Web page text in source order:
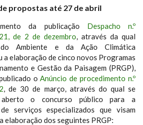
propostas até 27 de abril
da publicação Despacho n.º
de 2 de dezembro, através da qual
Ambiente e da Ação Climática
a elaboração de cinco novos Programas
e Gestão da Paisagem (PRGP),
oAnúncio de procedimento n.º
, de 30 de março, através do qual se
aberto o concurso público para a
serviços especializados que visam
elaboração dos seguintes PRGP: